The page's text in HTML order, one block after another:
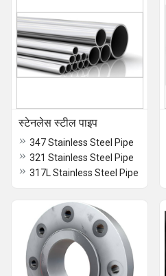
स्टेनलेस स्टील पाइप
347 Stainless Steel Pipe
321 Stainless Steel Pipe
317L Stainless Steel Pipe